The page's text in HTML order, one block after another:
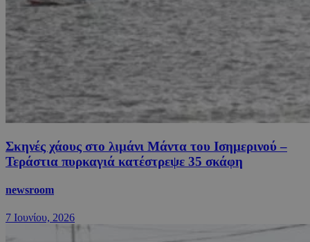
Σκηνές χάους στο λιμάνι Μάντα του Ισημερινού –
Τεράστια πυρκαγιά κατέστρεψε 35 σκάφη
newsroom
7 Ιουνίου, 2026